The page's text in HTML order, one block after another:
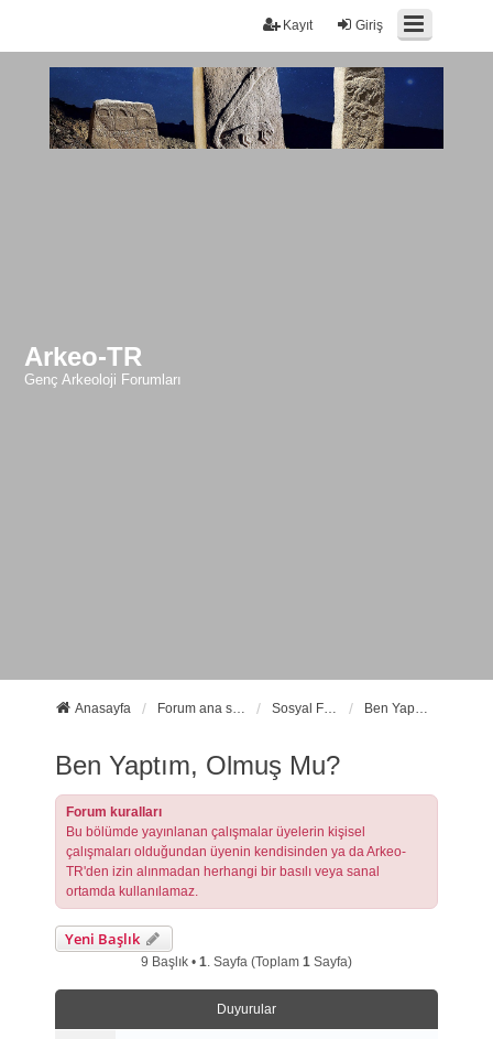
Giriş
Kayıt
Arkeo-TR
Genç Arkeoloji Forumları
Anasayfa Forum ana sayfa Sosyal Forumlarımız Ben Yaptım, Olmuş Mu?
Ben Yaptım, Olmuş Mu?
Forum kuralları
Bu bölümde yayınlanan çalışmalar üyelerin kişisel
çalışmaları olduğundan üyenin kendisinden ya da Arkeo-
TR'den izin alınmadan herhangi bir basılı veya sanal
ortamda kullanılamaz.
Yeni Başlık
9 Başlık • 1. Sayfa (Toplam 1Sayfa)
Duyurular